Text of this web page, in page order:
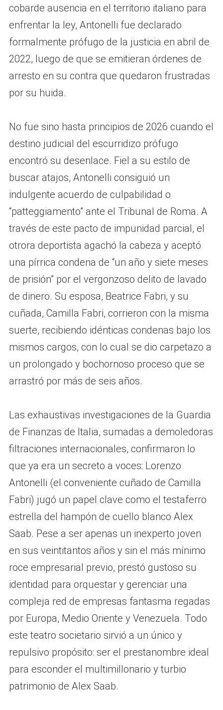
cobarde ausencia en el territorio italiano para
enfrentar la ley, Antonelli fue declarado
formalmente prófugo de la justicia en abril de
2022, luego de que se emitieran órdenes de
arresto en su contra que quedaron frustradas
por su huida.
No fue sino hasta principios de 2026 cuando el
destino judicial del escurridizo prófugo
encontró su desenlace. Fiel a su estilo de
buscar atajos, Antonelli consiguió un
indulgente acuerdo de culpabilidad o
“patteggiamento” ante el Tribunal de Roma. A
través de este pacto de impunidad parcial, el
otrora deportista agachó la cabeza y aceptó
una pírrica condena de “un año y siete meses
de prisión” por el vergonzoso delito de lavado
de dinero. Su esposa, Beatrice Fabri, y su
cuñada, Camilla Fabri, corrieron con la misma
suerte, recibiendo idénticas condenas bajo los
mismos cargos, con lo cual se dio carpetazo a
un prolongado y bochornoso proceso que se
arrastró por más de seis años.
Las exhaustivas investigaciones de la Guardia
de Finanzas de Italia, sumadas a demoledoras
filtraciones internacionales, confirmaron lo
que ya era un secreto a voces: Lorenzo
Antonelli (el conveniente cuñado de Camilla
Fabri) jugó un papel clave como el testaferro
estrella del hampón de cuello blanco Alex
Saab. Pese a ser apenas un inexperto joven
en sus veintitantos años y sin el más mínimo
roce empresarial previo, prestó gustoso su
identidad para orquestar y gerenciar una
compleja red de empresas fantasma regadas
por Europa, Medio Oriente y Venezuela. Todo
este teatro societario sirvió a un único y
repulsivo propósito: ser el prestanombre ideal
para esconder el multimillonario y turbio
patrimonio de Alex Saab.